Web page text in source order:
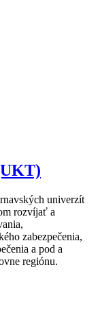
univerzít
rozvíjať a
zabezpečenia,
a pod a
regiónu.